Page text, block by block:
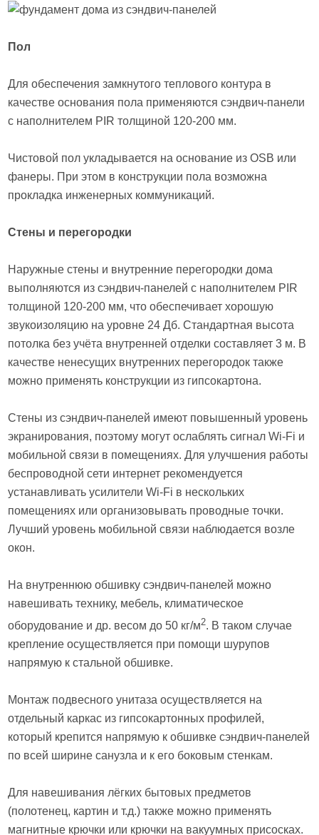
Пол
Для обеспечения замкнутого теплового контура в
качестве основания пола применяются сэндвич-панели
с наполнителем PIR толщиной 120-200 мм.
Чистовой пол укладывается на основание из OSB или
фанеры. При этом в конструкции пола возможна
прокладка инженерных коммуникаций.
Стены и перегородки
Наружные стены и внутренние перегородки дома
выполняются из сэндвич-панелей с наполнителем PIR
толщиной 120-200 мм, что обеспечивает хорошую
звукоизоляцию на уровне 24 Дб. Стандартная высота
потолка без учёта внутренней отделки составляет 3 м. В
качестве ненесущих внутренних перегородок также
можно применять конструкции из гипсокартона.
Стены из сэндвич-панелей имеют повышенный уровень
экранирования, поэтому могут ослаблять сигнал Wi-Fi и
мобильной связи в помещениях. Для улучшения работы
беспроводной сети интернет рекомендуется
устанавливать усилители Wi-Fi в нескольких
помещениях или организовывать проводные точки.
Лучший уровень мобильной связи наблюдается возле
окон.
На внутреннюю обшивку сэндвич-панелей можно
навешивать технику, мебель, климатическое
оборудование и др. весом до 50 кг/м2. В таком случае
крепление осуществляется при помощи шурупов
напрямую к стальной обшивке.
Монтаж подвесного унитаза осуществляется на
отдельный каркас из гипсокартонных профилей,
который крепится напрямую к обшивке сэндвич-панелей
по всей ширине санузла и к его боковым стенкам.
Для навешивания лёгких бытовых предметов
(полотенец, картин и т.д.) также можно применять
магнитные крючки или крючки на вакуумных присосках.